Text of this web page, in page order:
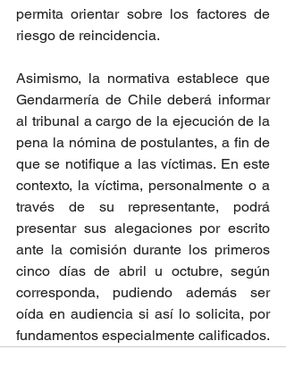
permita orientar sobre los factores de
riesgo de reincidencia.
Asimismo, la normativa establece que
Gendarmería de Chile deberá informar
al tribunal a cargo de la ejecución de la
pena la nómina de postulantes, a fin de
que se notifique a las víctimas. En este
contexto, la víctima, personalmente o a
través de su representante, podrá
presentar sus alegaciones por escrito
ante la comisión durante los primeros
cinco días de abril u octubre, según
corresponda, pudiendo además ser
oída en audiencia si así lo solicita, por
fundamentos especialmente calificados.